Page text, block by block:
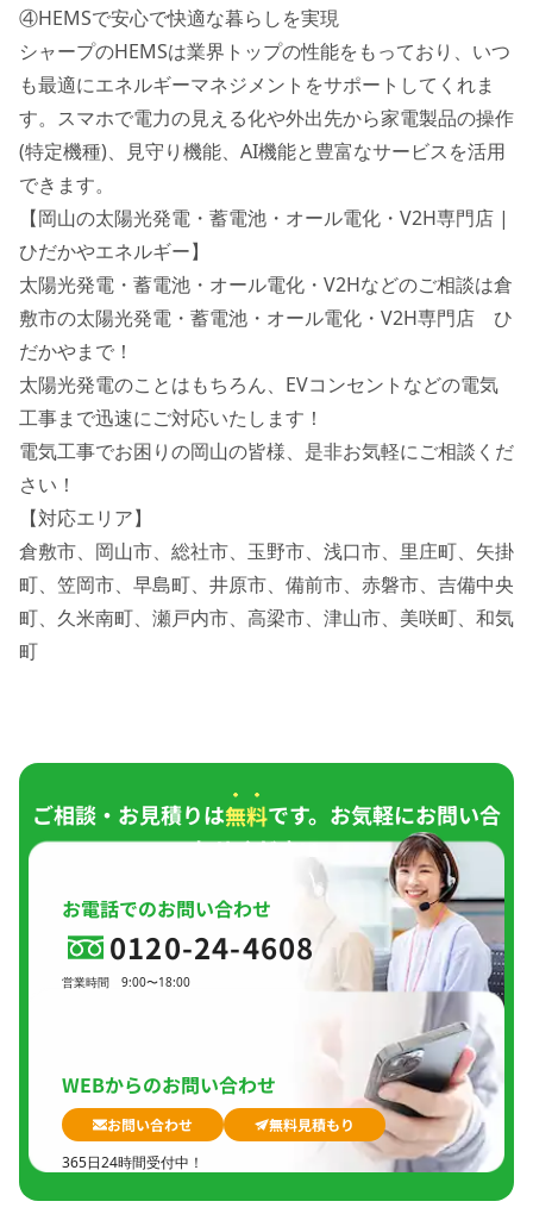
④HEMSで安心で快適な暮らしを実現
シャープのHEMSは業界トップの性能をもっており、いつ
も最適にエネルギーマネジメントをサポートしてくれま
す。スマホで電力の見える化や外出先から家電製品の操作
(特定機種)、見守り機能、AI機能と豊富なサービスを活用
できます。
【岡山の太陽光発電・蓄電池・オール電化・V2H専門店 |
ひだかやエネルギー】
太陽光発電・蓄電池・オール電化・V2Hなどのご相談は倉
敷市の太陽光発電・蓄電池・オール電化・V2H専門店 ひ
だかやまで！
太陽光発電のことはもちろん、EVコンセントなどの電気
工事まで迅速にご対応いたします！
電気工事でお困りの岡山の皆様、是非お気軽にご相談くだ
さい！
【対応エリア】
倉敷市、岡山市、総社市、玉野市、浅口市、里庄町、矢掛
町、笠岡市、早島町、井原市、備前市、赤磐市、吉備中央
町、久米南町、瀬戸内市、高梁市、津山市、美咲町、和気
町
ご相談・お見積りは無料です。お気軽にお問い合
わせください。
お電話でのお問い合わせ
0120-24-4608
営業時間
9:00〜18:00
WEBからのお問い合わせ
お問い合わせ
無料見積もり
365日24時間受付中！